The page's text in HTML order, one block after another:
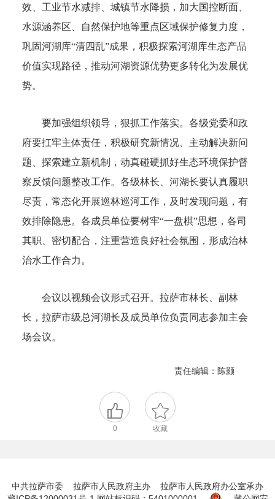
效、工业节水减排、城镇节水降损，加大国控断面、
水源涵养区、自然保护地等重点区域保护修复力度，
巩固河湖库“清四乱”成果，积极探索河湖库生态产品
价值实现路径，推动河湖资源优势更多转化为发展优
势。
要加强组织领导，狠抓工作落实。各级党委和政
府要扛牢主体责任，积极研究新情况、主动解决新问
题、探索建立新机制，动真碰硬抓好生态环境保护督
察反馈问题整改工作。各级林长、河湖长要认真履职
尽责，常态化开展巡林巡河工作，及时发现问题，有
效排除隐患。各成员单位要树牢“一盘棋”思想，各司
其职、密切配合，注重营造良好社会氛围，形成治林
治水工作合力。
会议以视频会议形式召开。拉萨市林长、副林
长，拉萨市级总河湖长及成员单位负责同志参加主会
场会议。
责任编辑：陈颢
0 收藏
中共拉萨市委 拉萨市人民政府主办 拉萨市人民政府办公室承办